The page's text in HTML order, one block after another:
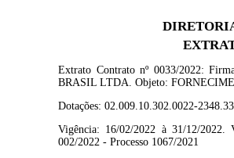
Extrato Contrato nº 0033/2022: F
BRASIL LTDA. Objeto:
Dotações: 02.009.10.302.0022-
Vigência: 16/02/2022 à 31/12/2022.
002/2022 - Processo 1067/2021